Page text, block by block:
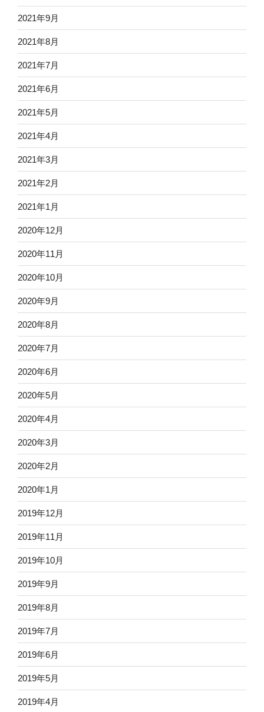
2021年9月
2021年8月
2021年7月
2021年6月
2021年5月
2021年4月
2021年3月
2021年2月
2021年1月
2020年12月
2020年11月
2020年10月
2020年9月
2020年8月
2020年7月
2020年6月
2020年5月
2020年4月
2020年3月
2020年2月
2020年1月
2019年12月
2019年11月
2019年10月
2019年9月
2019年8月
2019年7月
2019年6月
2019年5月
2019年4月